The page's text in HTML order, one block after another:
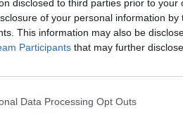
disclosed to third parties prior to
of your personal information by
This information may also be
Participants that may further
Data Processing Opt Outs